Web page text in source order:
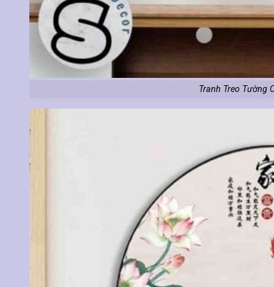
Tranh Treo Tường